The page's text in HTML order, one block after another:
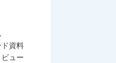
資料
ュー